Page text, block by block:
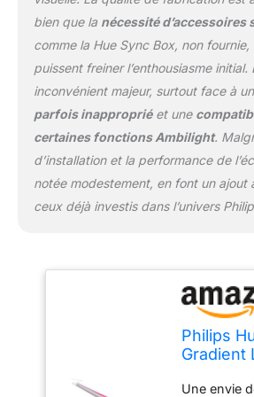
existant,
luminaire
accessoire
mobile ou
assistant
Google
Ce produit
contenant.
contenues.
contient
lumineuse
d'efficacité
bien que la nécessité d’accessoires
comme la Hue Sync Box, non
puissent freiner l’enthousiasme
inconvénient majeur, surtout face à un
parfois inappropriéet une
certaines fonctions Ambilight.
d’installation et la performance de
notée modestement, en font un ajout
ceux déjà investis dans l’univers
Philips
Gradient
Une envie